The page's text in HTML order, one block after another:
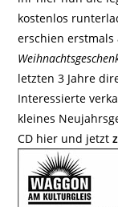
kostenlos
erschien erstmals
letzten 3 Jahre
Interessierte
kleines
CD hier und jetzt